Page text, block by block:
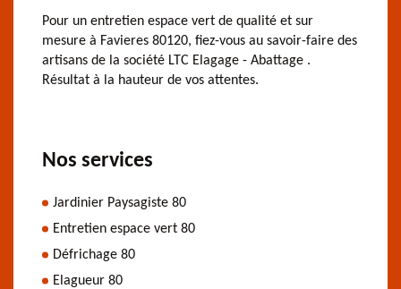
Pour un entretien espace vert de qualité et sur
mesure à Favieres 80120, fiez-vous au savoir-faire des
artisans de la société LTC Elagage - Abattage .
Résultat à la hauteur de vos attentes.
Nos services
Jardinier Paysagiste 80
Entretien espace vert 80
Défrichage 80
Elagueur 80